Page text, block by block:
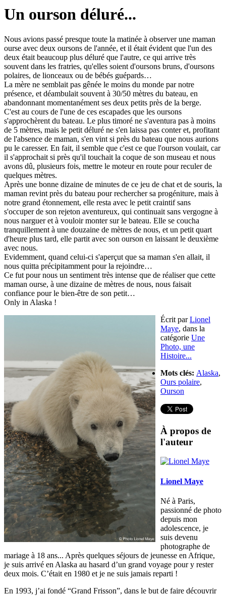
Un ourson déluré...
Nous avions passé presque toute la matinée à observer une maman
ourse avec deux oursons de l'année, et il était évident que l'un des
deux était beaucoup plus déluré que l'autre, ce qui arrive très
souvent dans les fratries, qu'elles soient d'oursons bruns, d'oursons
polaires, de lionceaux ou de bébés guépards…
La mère ne semblait pas gênée le moins du monde par notre
présence, et déambulait souvent à 30/50 mètres du bateau, en
abandonnant momentanément ses deux petits près de la berge.
C'est au cours de l'une de ces escapades que les oursons
s'approchèrent du bateau. Le plus timoré ne s'aventura pas à moins
de 5 mètres, mais le petit déluré ne s'en laissa pas conter et, profitant
de l'absence de maman, s'en vint si près du bateau que nous aurions
pu le caresser. En fait, il semble que c'est ce que l'ourson voulait, car
il s'approchait si près qu'il touchait la coque de son museau et nous
avons dû, plusieurs fois, mettre le moteur en route pour reculer de
quelques mètres.
Après une bonne dizaine de minutes de ce jeu de chat et de souris, la
maman revint près du bateau pour rechercher sa progéniture, mais à
notre grand étonnement, elle resta avec le petit craintif sans
s'occuper de son rejeton aventureux, qui continuait sans vergogne à
nous narguer et à vouloir monter sur le bateau. Elle se coucha
tranquillement à une douzaine de mètres de nous, et un petit quart
d'heure plus tard, elle partit avec son ourson en laissant le deuxième
avec nous.
Evidemment, quand celui-ci s'aperçut que sa maman s'en allait, il
nous quitta précipitamment pour la rejoindre…
Ce fut pour nous un sentiment très intense que de réaliser que cette
maman ourse, à une dizaine de mètres de nous, nous faisait
confiance pour le bien-être de son petit…
Only in Alaska !
Écrit parLionel
Maye, dans la
catégorie Une
Photo, une
Histoire...
Mots clés: Alaska,
Ours polaire,
Ourson
À propos de
l'auteur
Lionel Maye
Né à Paris,
passionné de photo
depuis mon
adolescence, je
suis devenu
photographe de
mariage à 18 ans... Après quelques séjours de jeunesse en Afrique,
je suis arrivé en Alaska au hasard d’un grand voyage pour y rester
deux mois. C’était en 1980 et je ne suis jamais reparti !
En 1993, j’ai fondé “Grand Frisson”, dans le but de faire découvrir